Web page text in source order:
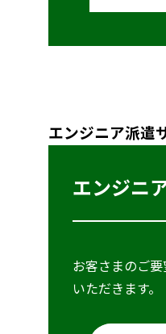
エンジニア派遣
エンジニ
お客さまのご
いただきます。